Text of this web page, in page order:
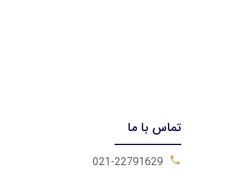
تماس با ما
021-22791629